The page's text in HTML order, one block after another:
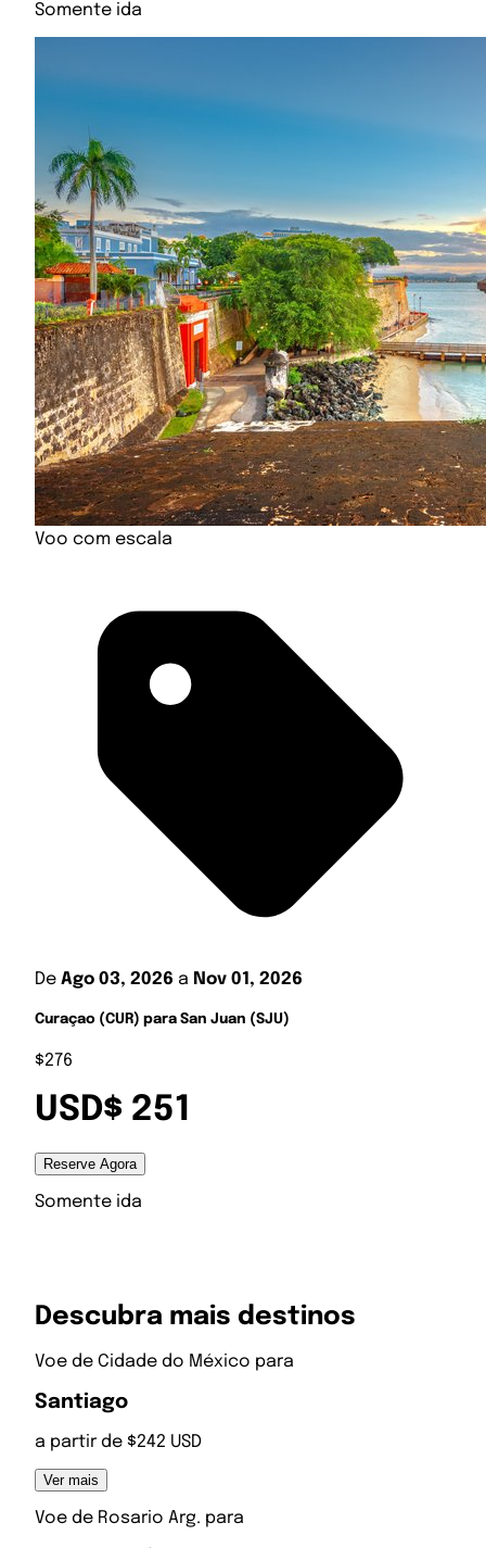
Somente ida
Voo com escala
De Ago 03, 2026 a Nov 01, 2026
Curaçao (CUR) para San Juan (SJU)
$276
USD$ 251
Reserve Agora
Somente ida
Descubra mais destinos
Voe de Cidade do México para
Santiago
a partir de $242 USD
Ver mais
Voe de Rosario Arg. para